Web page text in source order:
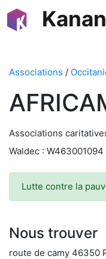
Associations /
Associations
Waldec : W463001094
Lutte contre la
Nous trouver
route de camy 46350